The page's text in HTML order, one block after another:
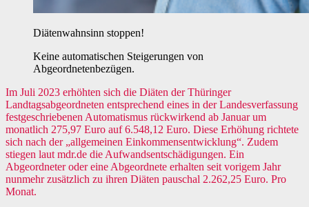
Diätenwahnsinn stoppen!
Keine automatischen Steigerungen von
Abgeordnetenbezügen.
Im Juli 2023 erhöhten sich die Diäten der Thüringer
Landtagsabgeordneten entsprechend eines in der Landesverfassung
festgeschriebenen Automatismus rückwirkend ab Januar um
monatlich 275,97 Euro auf 6.548,12 Euro. Diese Erhöhung richtete
sich nach der „allgemeinen Einkommensentwicklung“. Zudem
stiegen laut mdr.de die Aufwandsentschädigungen. Ein
Abgeordneter oder eine Abgeordnete erhalten seit vorigem Jahr
nunmehr zusätzlich zu ihren Diäten pauschal 2.262,25 Euro. Pro
Monat.